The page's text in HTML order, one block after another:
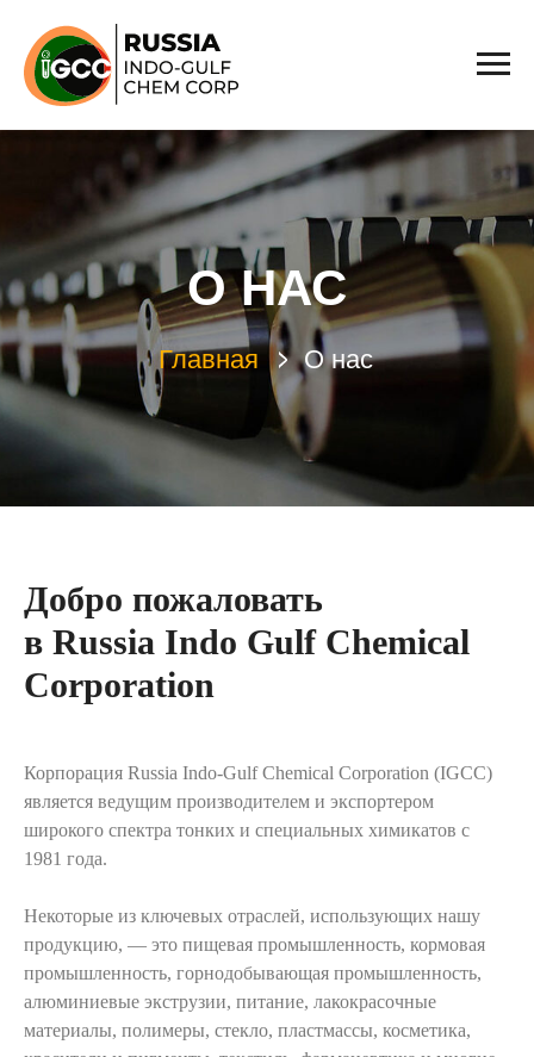
О НАС
О нас
Главная
Добро пожаловать
в Russia Indo Gulf Chemical
Corporation
Корпорация Russia Indo-Gulf Chemical Corporation (IGCC)
является ведущим производителем и экспортером
широкого спектра тонких и специальных химикатов с
1981 года.
Некоторые из ключевых отраслей, использующих нашу
продукцию, — это пищевая промышленность, кормовая
промышленность, горнодобывающая промышленность,
алюминиевые экструзии, питание, лакокрасочные
материалы, полимеры, стекло, пластмассы, косметика,